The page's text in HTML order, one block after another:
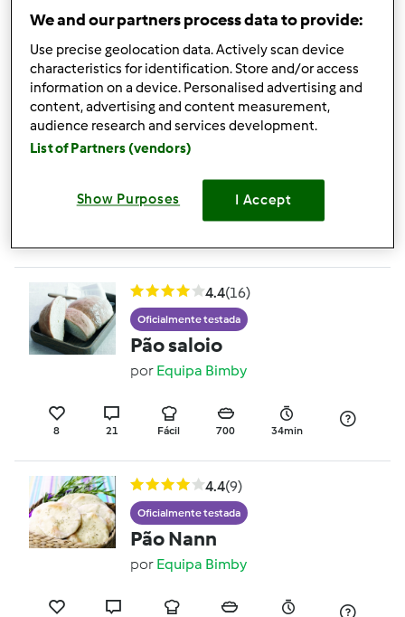
Fácil
4.7 (3)
Oficialmente testada
Pão rustico
Equipa Bimby
4.4(16)
Oficialmente testada
Pão saloio
por Equipa Bimby
8 21 Fácil 700 34min
4.4(9)
Oficialmente testada
Pão Nann
por Equipa Bimby
We and our partners process data to provide:
Use precise geolocation data. Actively scan device
characteristics for identification. Store and/or access
information on a device. Personalised advertising and
content, advertising and content measurement,
audience research and services development.
List of Partners (vendors)
Show Purposes I Accept